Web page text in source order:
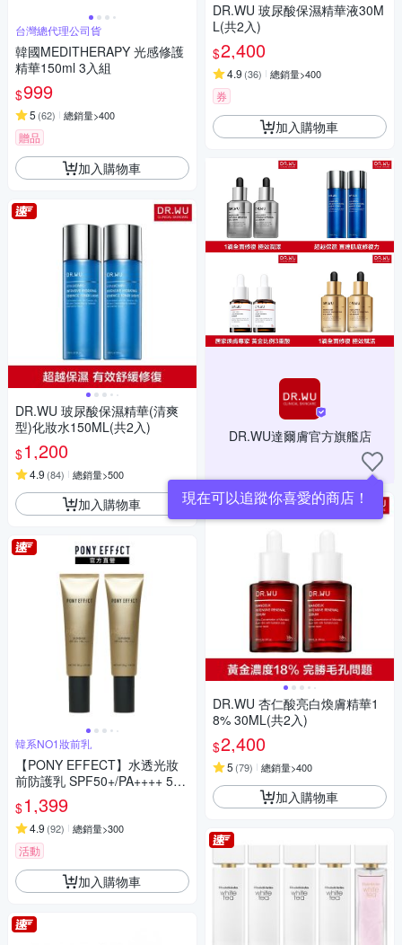
台灣總代理公司貨
韓國MEDITHERAPY 光感修護
精華150ml 3入組
$999
5 (62) 總銷量>400
贈品
加入購物車
DR.WU 玻尿酸保濕精華(清爽
型)化妝水150ML(共2入)
$1,200
4.9 (84) 總銷量>500
加入購物車
韓系NO1妝前乳
【PONY EFFECT】水透光妝
前防護乳 SPF50+/PA++++ 50g
兩入組
$1,399
4.9 (92) 總銷量>300
活動
加入購物車
DR.WU 玻尿酸保濕精華液30M
L(共2入)
$2,400
4.9 (36) 總銷量>400
券
加入購物車
DR.WU達爾膚官方旗艦店
現在可以追蹤你喜愛的商店！
DR.WU 杏仁酸亮白煥膚精華1
8% 30ML(共2入)
$2,400
5 (79) 總銷量>400
加入購物車